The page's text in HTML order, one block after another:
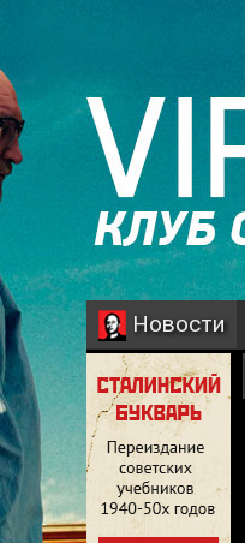
Новости